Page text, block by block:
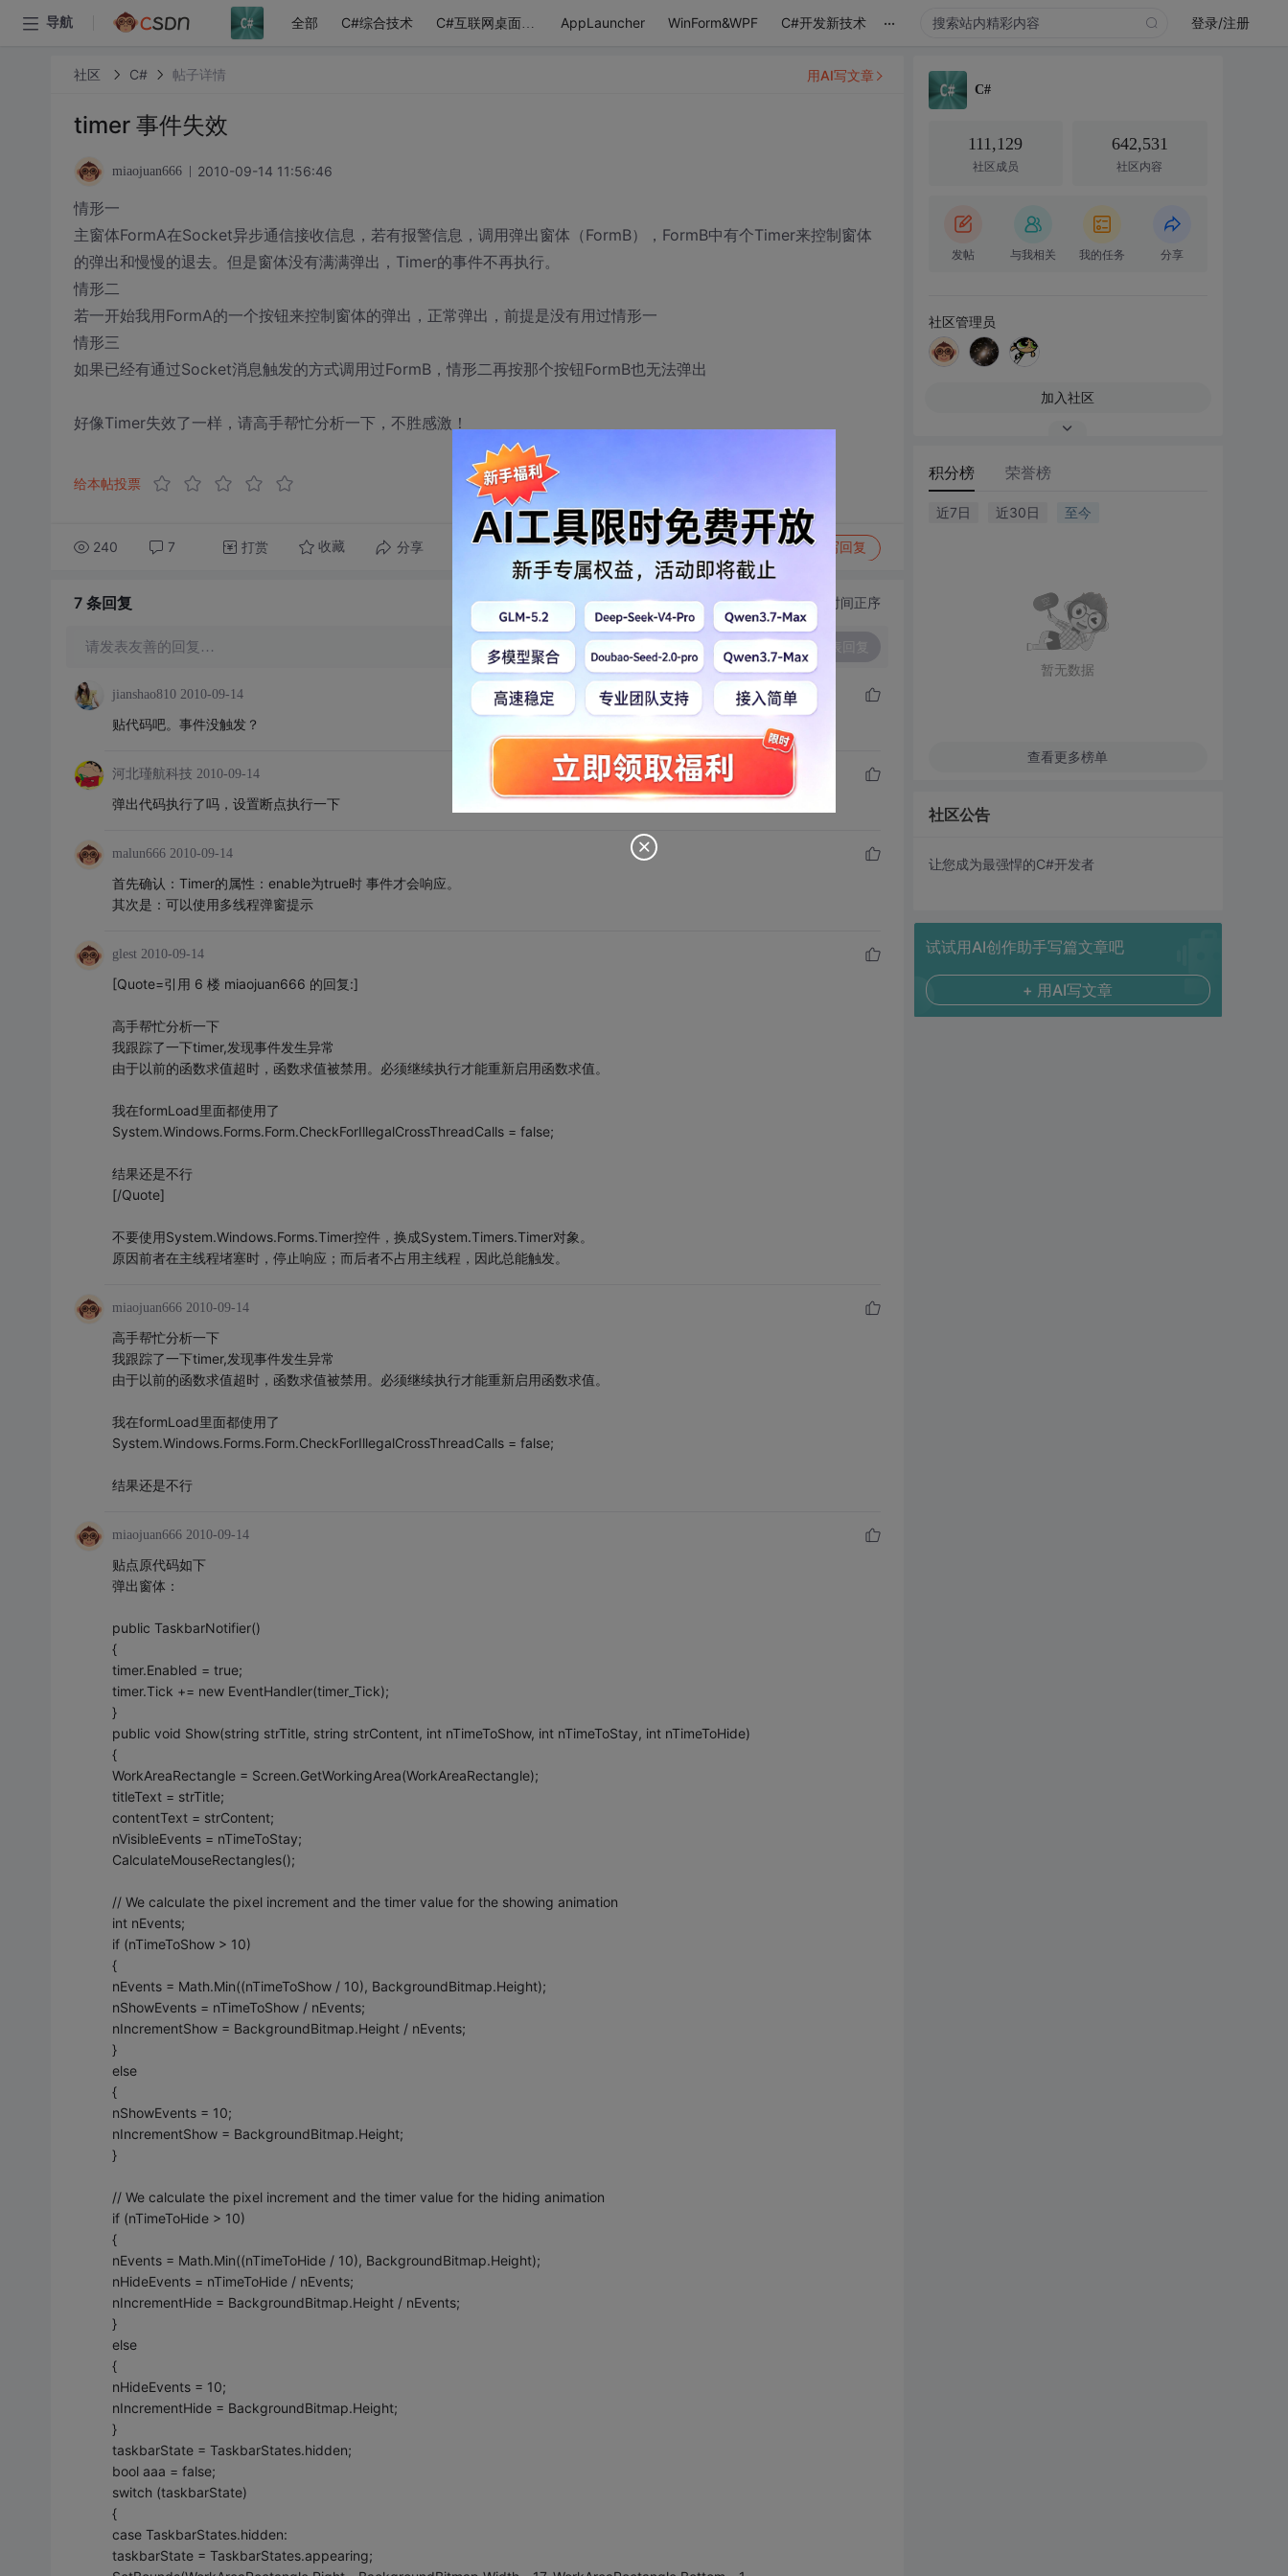
导航 全部 C#综合技术 C#互联网桌面应用 AppLauncher WinForm&WPF C#开发新技术 ... 登录/注册
社区 C# 帖子详情
timer 事件失效
miaojuan666 2010-09-14 11:56:46
情形一
主窗体FormA在Socket异步通信接收信息，若有报警信息，调用弹出窗体（FormB），FormB中有个Timer来控制窗体
的弹出和慢慢的退去。但是窗体没有满满弹出，Timer的事件不再执行。
情形二
若一开始我用FormA的一个按钮来控制窗体的弹出，正常弹出，前提是没有用过情形一
情形三
如果已经有通过Socket消息触发的方式调用过FormB，情形二再按那个按钮FormB也无法弹出
好像Timer失效了一样，请高手帮忙分析一下，不胜感激！
给本帖投票
240 7 打赏 收藏 分享 转发到动态 举报 写回复
用AI写文章
7 条回复 切换为时间正序
请发表友善的回复… 发表回复
jianshao810 2010-09-14
贴代码吧。事件没触发？
河北瑾航科技 2010-09-14
弹出代码执行了吗，设置断点执行一下
malun666 2010-09-14
首先确认：Timer的属性：enable为true时 事件才会响应。
其次是：可以使用多线程弹窗提示
glest 2010-09-14
[Quote=引用 6 楼 miaojuan666 的回复:]
高手帮忙分析一下
我跟踪了一下timer,发现事件发生异常
由于以前的函数求值超时，函数求值被禁用。必须继续执行才能重新启用函数求值。
我在formLoad里面都使用了
System.Windows.Forms.Form.CheckForIllegalCrossThreadCalls = false;
结果还是不行
[/Quote]
不要使用System.Windows.Forms.Timer控件，换成System.Timers.Timer对象。
原因前者在主线程堵塞时，停止响应；而后者不占用主线程，因此总能触发。
miaojuan666 2010-09-14
高手帮忙分析一下
我跟踪了一下timer,发现事件发生异常
由于以前的函数求值超时，函数求值被禁用。必须继续执行才能重新启用函数求值。
我在formLoad里面都使用了
System.Windows.Forms.Form.CheckForIllegalCrossThreadCalls = false;
结果还是不行
miaojuan666 2010-09-14
贴点原代码如下
弹出窗体：
public TaskbarNotifier()
{
timer.Enabled = true;
timer.Tick += new EventHandler(timer_Tick);
}
public void Show(string strTitle, string strContent, int nTimeToShow, int nTimeToStay, int nTimeToHide)
{
WorkAreaRectangle = Screen.GetWorkingArea(WorkAreaRectangle);
titleText = strTitle;
contentText = strContent;
nVisibleEvents = nTimeToStay;
CalculateMouseRectangles();
// We calculate the pixel increment and the timer value for the showing animation
int nEvents;
if (nTimeToShow > 10)
{
nEvents = Math.Min((nTimeToShow / 10), BackgroundBitmap.Height);
nShowEvents = nTimeToShow / nEvents;
nIncrementShow = BackgroundBitmap.Height / nEvents;
}
else
{
nShowEvents = 10;
nIncrementShow = BackgroundBitmap.Height;
}
// We calculate the pixel increment and the timer value for the hiding animation
if (nTimeToHide > 10)
{
nEvents = Math.Min((nTimeToHide / 10), BackgroundBitmap.Height);
nHideEvents = nTimeToHide / nEvents;
nIncrementHide = BackgroundBitmap.Height / nEvents;
}
else
{
nHideEvents = 10;
nIncrementHide = BackgroundBitmap.Height;
}
taskbarState = TaskbarStates.hidden;
bool aaa = false;
switch (taskbarState)
{
case TaskbarStates.hidden:
taskbarState = TaskbarStates.appearing;
C#
111,129
社区成员
642,531
社区内容
发帖 与我相关 我的任务 分享
社区管理员
加入社区
积分榜 荣誉榜
近7日 近30日 至今
暂无数据
查看更多榜单
社区公告
让您成为最强悍的C#开发者
试试用AI创作助手写篇文章吧
+ 用AI写文章